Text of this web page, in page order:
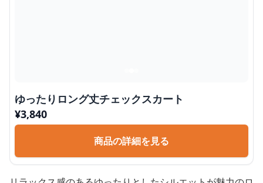
ゆったりロング丈チェックスカート
¥3,840
商品の詳細を見る